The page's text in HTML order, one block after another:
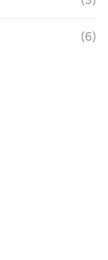
(6)